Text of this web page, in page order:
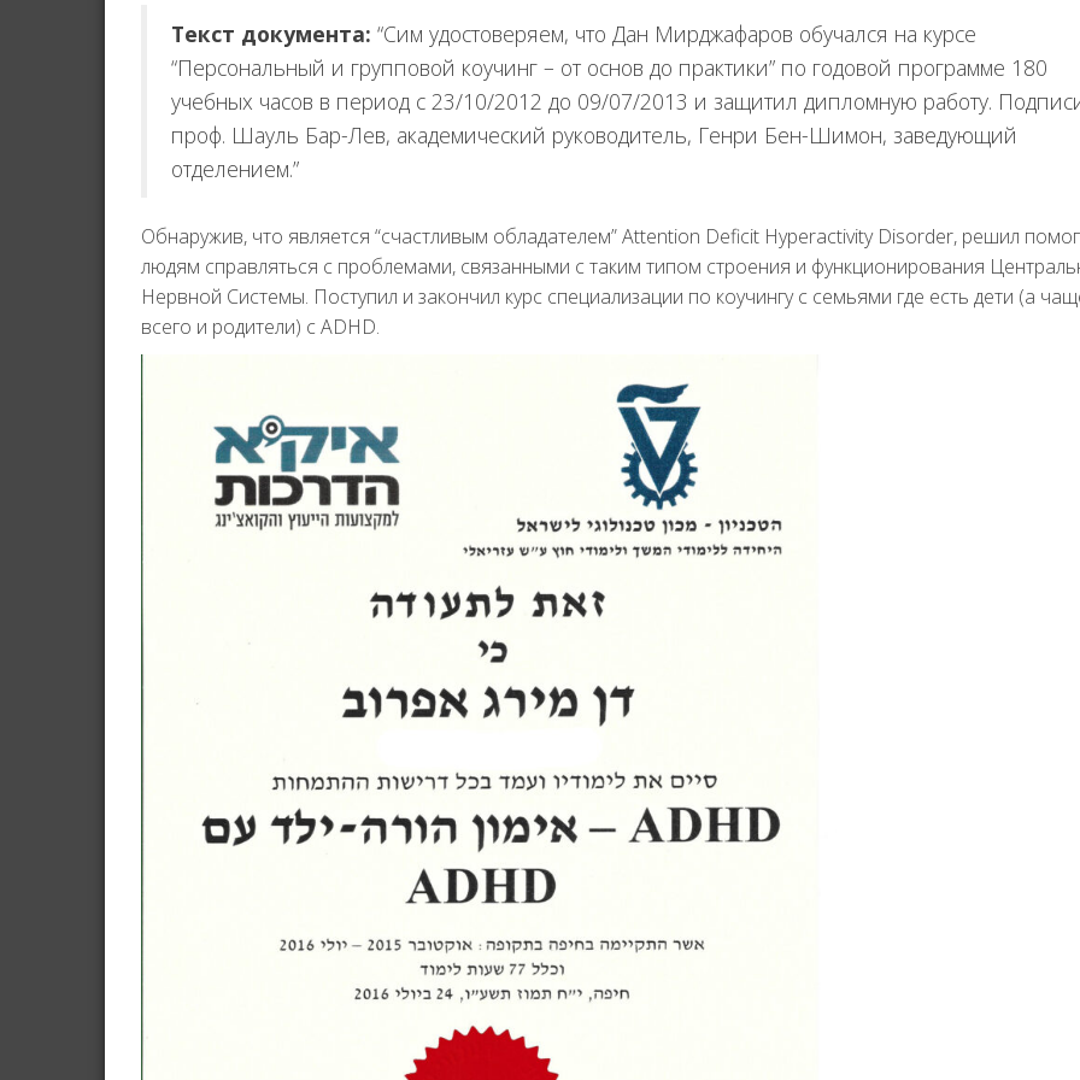
Текст документа: “Сим удостоверяем, что Дан Мирджафаров обучался на курсе
“Персональный и групповой коучинг – от основ до практики” по годовой программе 180
учебных часов в период с 23/10/2012 до 09/07/2013 и защитил дипломную работу.
проф. Шауль Бар-Лев, академический руководитель, Генри Бен-Шимон, заведующий
отделением.”
Обнаружив, что является “счастливым обладателем” Attention Deficit Hyperactivity Disorder, решил
людям справляться с проблемами, связанными с таким типом строения и функционирования
Нервной Системы. Поступил и закончил курс специализации по коучингу с семьями где есть дети (а
всего и родители) с ADHD.